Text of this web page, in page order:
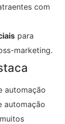
com
para
marketing.
automação
automação